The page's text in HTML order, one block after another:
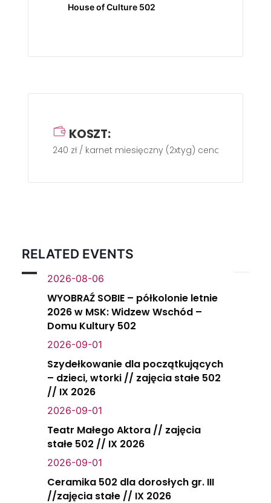
House of Culture 502
KOSZT:
240 zł / karnet miesięczny (2xtyg) cena regularna
RELATED EVENTS
2026-08-06
WYOBRAŹ SOBIE – półkolonie letnie
2026 w MSK: Widzew Wschód –
Domu Kultury 502
2026-09-01
Szydełkowanie dla początkujących
– dzieci, wtorki // zajęcia stałe 502
// IX 2026
2026-09-01
Teatr Małego Aktora // zajęcia
stałe 502 // IX 2026
2026-09-01
Ceramika 502 dla dorosłych gr. III
//zajęcia stałe // IX 2026